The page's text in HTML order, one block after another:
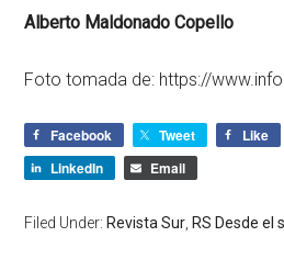
Alberto Maldonado Copello
Foto tomada de: https://
Facebook Tweet Like
LinkedIn
Email
Filed Under: Revista Sur RS Desde el